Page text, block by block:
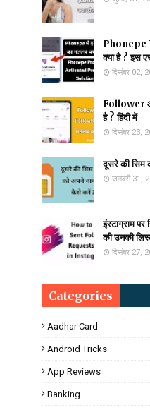
Phonepe
क्या है ? इस
दिसंबर 02,
Follower
है ? हिंदी में
दिसंबर 23,
दूसरे की सिम
जनवरी 31,
इंस्टाग्राम पर
की उनकी
दिसंबर 27,
Categories
Aadhar Card
Android Tricks
App Reviews
Banking